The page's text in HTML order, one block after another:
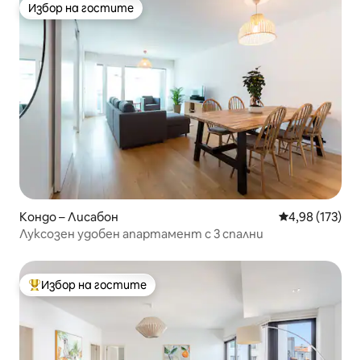
Избор на гостите
Избор на гостите
Кондо – Лисабон Средна
4,98 (173)
Луксозен удобен апартамент с 3 спални
Най-популярен избор на гостите
Избор на гостите